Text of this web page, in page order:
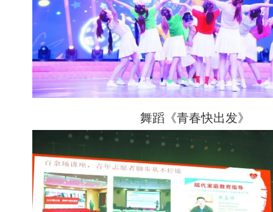
舞蹈《青春快出发》